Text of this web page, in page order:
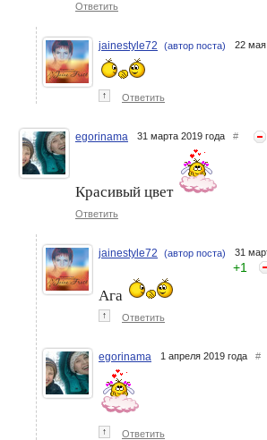
Ответить
jainestyle72 (автор поста) 22
↑ Ответить
egorinama 31 марта 2019 года #
Красивый цвет
Ответить
jainestyle72 (автор поста) 31
+1
Ага
↑ Ответить
egorinama 1 апреля 2019 года #
↑ Ответить